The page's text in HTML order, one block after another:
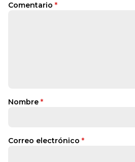
Comentario *
Nombre *
Correo electrónico *